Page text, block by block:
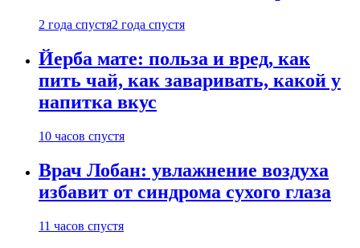
2 года спустя2 года спустя
Йерба мате: польза и вред, как
пить чай, как заваривать, какой у
напитка вкус
10 часов спустя
Врач Лобан: увлажнение воздуха
избавит от синдрома сухого глаза
11 часов спустя